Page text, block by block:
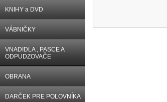
KNIHY a DVD
VÁBNIČKY
VNADIDLA , PASCE A
ODPUDZOVAČE
OBRANA
DARČEK PRE POĽOVNÍKA